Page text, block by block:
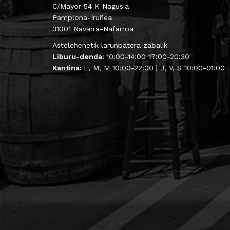
C/Mayor 54 K Nagusia
Pamplona-Iruñea
31001 Navarra-Nafarroa
Astelehenetik larunbatera zabalik
Liburu-denda: 10:00-14:00 17:00-20:30
Kantina: L, M, M 10:00-22:00 | J, V, S 10:00-01:00